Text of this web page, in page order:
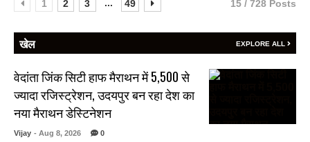
1 2 3 ... 49 15 / 728 Posts
खेल EXPLORE ALL
वेदांता जिंक सिटी हाफ मैराथन में 5,500 से
ज्यादा रजिस्ट्रेशन, उदयपुर बन रहा देश का
नया मैराथन डेस्टिनेशन
Vijay - Aug 8, 2026 0